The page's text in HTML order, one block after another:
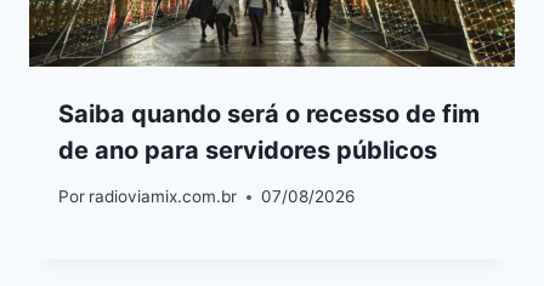
Saiba quando será o recesso de fim
de ano para servidores públicos
Por radioviamix.com.br 07/08/2026